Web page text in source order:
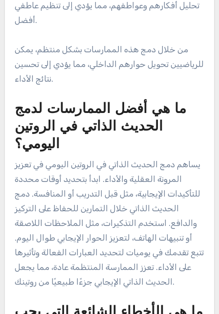
تحليل أفكارهم وعواطفهم، مما يؤدي إلى تنظيم عاطفي
أفضل.
من خلال دمج هذه الممارسات بشكل منتظم، يمكن
للرياضيين تحويل حوارهم الداخلي، مما يؤدي إلى تحسين
نتائج الأداء.
ما هي أفضل الممارسات لدمج
الحديث الذاتي في الروتين
اليومي؟
يساهم دمج الحديث الذاتي في الروتين اليومي في تعزيز
المرونة العقلية والأداء. ابدأ بتحديد أوقات محددة
للتأكيدات الإيجابية، مثل قبل التدريب أو المنافسة. دمج
الحديث الذاتي خلال التمارين للحفاظ على التركيز
والدافع. استخدم التذكيرات، مثل الملاحظات اللاصقة
أو تنبيهات الهاتف، لتعزيز الحوار الإيجابي طوال اليوم.
تتبع تقدمك في يوميات لتحديد العبارات الفعالة وتأثيرها
على الأداء. تعزز الممارسة المنتظمة عادة، مما يجعل
الحديث الذاتي الإيجابي جزءًا طبيعيًا من روتينك.